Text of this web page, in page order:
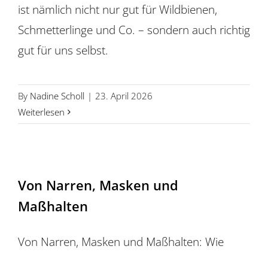
ist nämlich nicht nur gut für Wildbienen,
Schmetterlinge und Co. – sondern auch richtig
gut für uns selbst.
By Nadine Scholl | 23. April 2026
Weiterlesen
Von Narren, Masken und
Maßhalten
Von Narren, Masken und Maßhalten: Wie